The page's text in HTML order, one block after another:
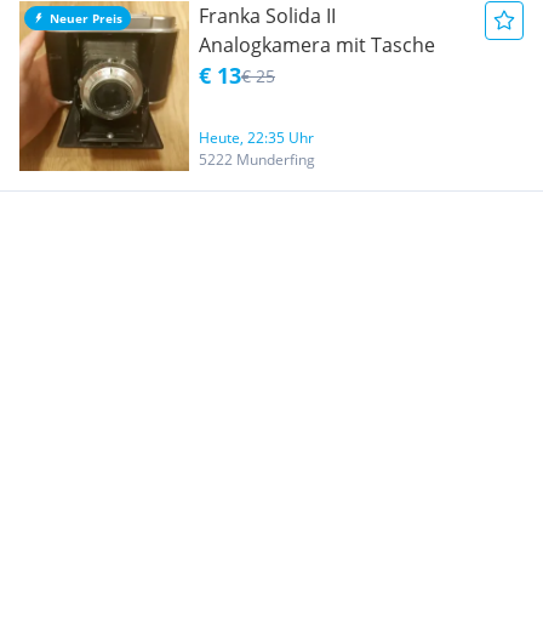
Neuer Preis
Franka Solida II
Analogkamera mit Tasche
€ 13€ 25
Heute, 22:35 Uhr
5222 Munderfing